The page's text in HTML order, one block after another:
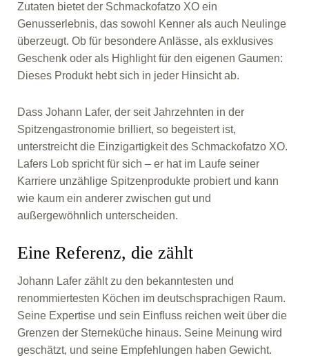
Zutaten bietet der Schmackofatzo XO ein
Genusserlebnis, das sowohl Kenner als auch Neulinge
überzeugt. Ob für besondere Anlässe, als exklusives
Geschenk oder als Highlight für den eigenen Gaumen:
Dieses Produkt hebt sich in jeder Hinsicht ab.
Dass Johann Lafer, der seit Jahrzehnten in der
Spitzengastronomie brilliert, so begeistert ist,
unterstreicht die Einzigartigkeit des Schmackofatzo XO.
Lafers Lob spricht für sich – er hat im Laufe seiner
Karriere unzählige Spitzenprodukte probiert und kann
wie kaum ein anderer zwischen gut und
außergewöhnlich unterscheiden.
Eine Referenz, die zählt
Johann Lafer zählt zu den bekanntesten und
renommiertesten Köchen im deutschsprachigen Raum.
Seine Expertise und sein Einfluss reichen weit über die
Grenzen der Sterneküche hinaus. Seine Meinung wird
geschätzt, und seine Empfehlungen haben Gewicht.